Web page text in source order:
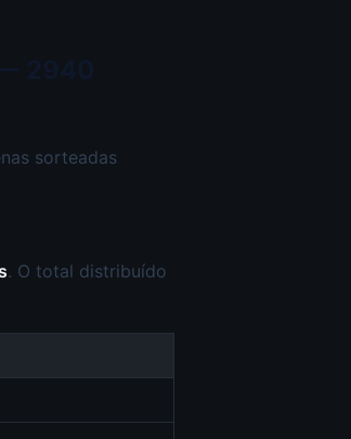
sorteadas
. O total distribuído